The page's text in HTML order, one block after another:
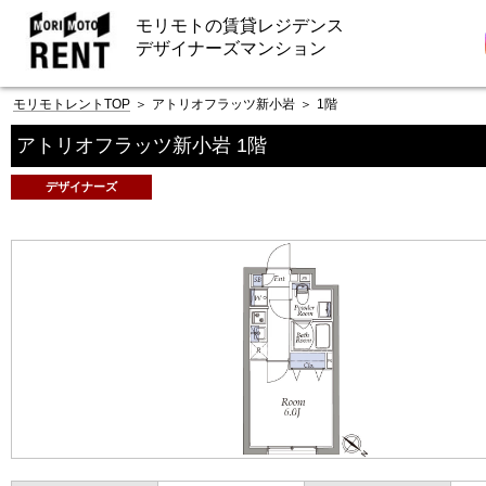
モリモトの賃貸レジデンス
デザイナーズマンション
モリモトレントTOP ＞ アトリオフラッツ新小岩 ＞ 1階
アトリオフラッツ新小岩 1階
デザイナーズ